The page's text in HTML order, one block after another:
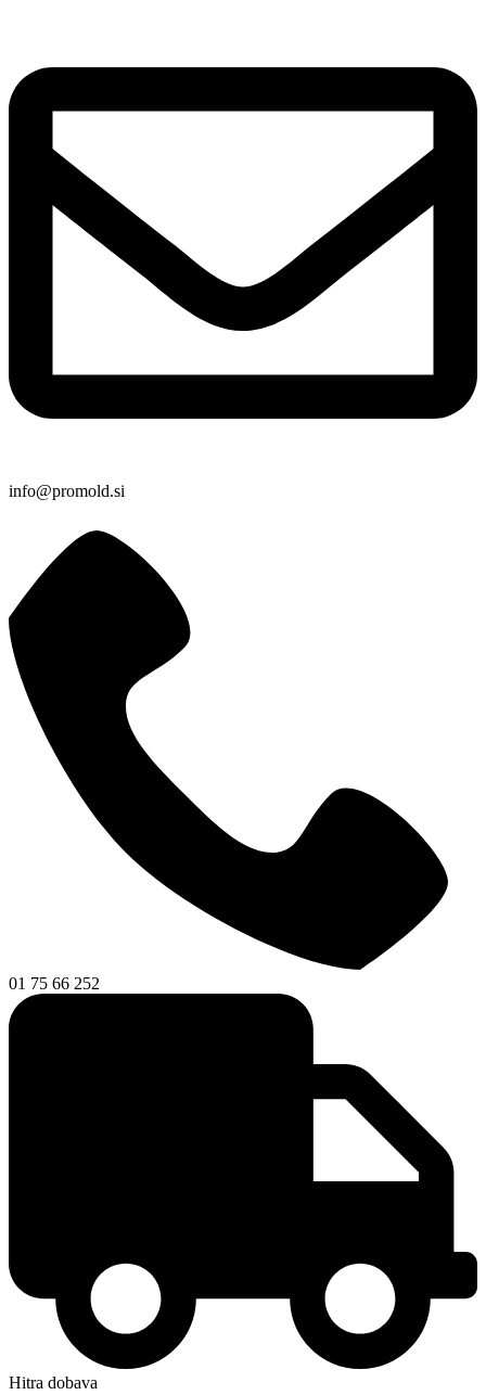
info@promold.si
01 75 66 252
Hitra dobava